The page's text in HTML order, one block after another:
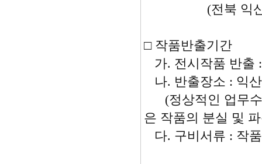
(전북 익산시
□ 작품반출기간
가. 전시작품 반출
나. 반출장소 : 익
(정상적인 업무수
은 작품의 분실 및
다. 구비서류 : 작